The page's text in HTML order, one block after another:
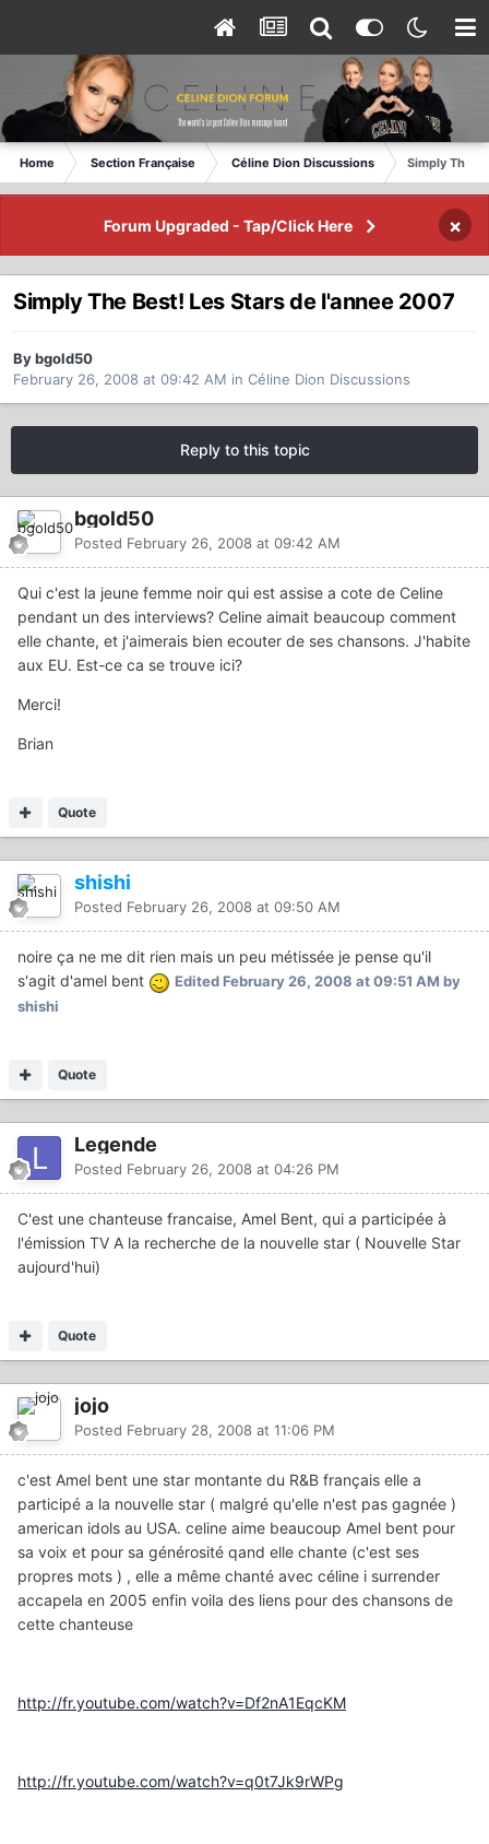
Home Section Française Céline Dion Discussions Simply The
Forum Upgraded - Tap/Click Here ×
Simply The Best! Les Stars de l'annee 2007
By bgold50
February 26, 2008 at 09:42 AM in Céline Dion Discussions
Reply to this topic
bgold50
Posted February 26, 2008 at 09:42 AM
Qui c'est la jeune femme noir qui est assise a cote de Celine
pendant un des interviews? Celine aimait beaucoup comment
elle chante, et j'aimerais bien ecouter de ses chansons. J'habite
aux EU. Est-ce ca se trouve ici?
Merci!
Brian
Quote
shishi
Posted February 26, 2008 at 09:50 AM
noire ça ne me dit rien mais un peu métissée je pense qu'il
s'agit d'amel bent
EditedFebruary 26, 2008 at 09:51 AM by
shishi
Quote
Legende
Posted February 26, 2008 at 04:26 PM
C'est une chanteuse francaise, Amel Bent, qui a participée à
l'émission TV A la recherche de la nouvelle star ( Nouvelle Star
aujourd'hui)
Quote
jojo
Posted February 28, 2008 at 11:06 PM
c'est Amel bent une star montante du R&B français elle a
participé a la nouvelle star ( malgré qu'elle n'est pas gagnée )
american idols au USA. celine aime beaucoup Amel bent pour
sa voix et pour sa générosité qand elle chante (c'est ses
propres mots ) , elle a même chanté avec céline i surrender
accapela en 2005 enfin voila des liens pour des chansons de
cette chanteuse
http://fr.youtube.com/watch?v=Df2nA1EqcKM
http://fr.youtube.com/watch?v=q0t7Jk9rWPg